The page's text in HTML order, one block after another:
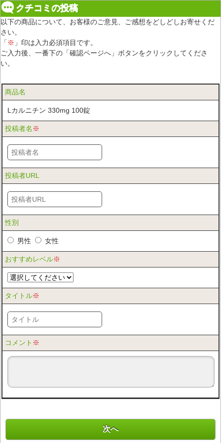
クチコミの投稿
以下の商品について、お客様のご意見、ご感想をどしどしお寄せくだ
さい。
「※ 」印は入力必須項目です。
ご入力後、一番下の「確認ページへ」ボタンをクリックしてくださ
い。
商品名
Lカルニチン 330mg 100錠
投稿者名 ※
投稿者URL
性別
男性 女性
おすすめレベル※
タイトル※
コメント ※